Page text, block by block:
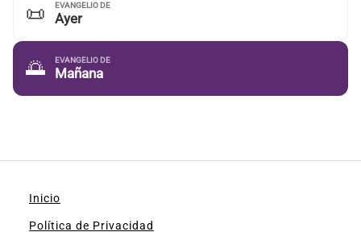
📜 EVANGELIO DE
Ayer
🌅 EVANGELIO DE
Mañana
Inicio
Política de Privacidad